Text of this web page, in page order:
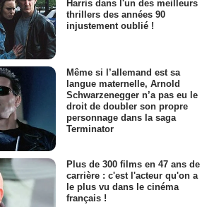
Harris dans l'un des meilleurs
thrillers des années 90
injustement oublié !
Même si l’allemand est sa
langue maternelle, Arnold
Schwarzenegger n’a pas eu le
droit de doubler son propre
personnage dans la saga
Terminator
Plus de 300 films en 47 ans de
carrière : c'est l'acteur qu'on a
le plus vu dans le cinéma
français !